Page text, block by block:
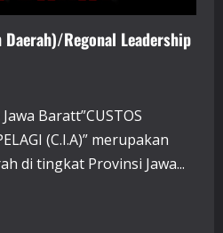
Regonal Leadership
Baratt”CUSTOS
(C.I.A)” merupakan
di tingkat Provinsi Jawa...